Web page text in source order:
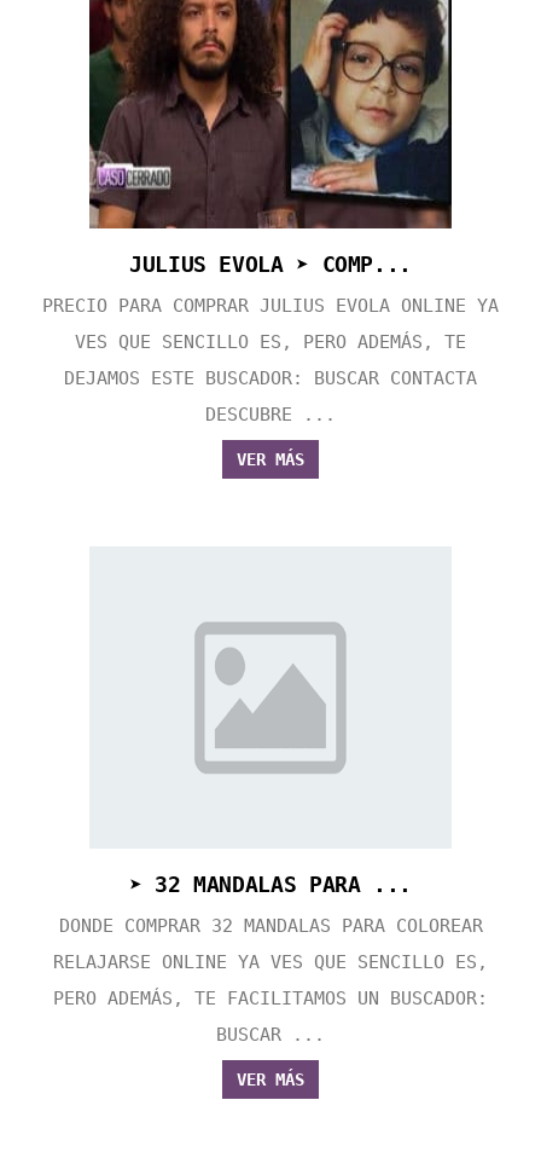
JULIUS EVOLA ➤ COMP...
PRECIO PARA COMPRAR JULIUS EVOLA ONLINE YA
VES QUE SENCILLO ES, PERO ADEMÁS, TE
DEJAMOS ESTE BUSCADOR: BUSCAR CONTACTA
DESCUBRE ...
VER MÁS
➤ 32 MANDALAS PARA ...
DONDE COMPRAR 32 MANDALAS PARA COLOREAR
RELAJARSE ONLINE YA VES QUE SENCILLO ES,
PERO ADEMÁS, TE FACILITAMOS UN BUSCADOR:
BUSCAR ...
VER MÁS